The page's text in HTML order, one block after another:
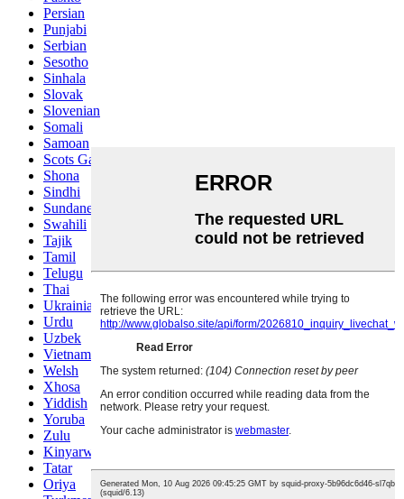
Persian
Punjabi
Serbian
Sesotho
Sinhala
Slovak
Slovenian
Somali
Samoan
Scots Gaelic
Shona
Sindhi
Sundanese
Swahili
Tajik
Tamil
Telugu
Thai
Ukrainian
Urdu
Uzbek
Vietnamese
Welsh
Xhosa
Yiddish
Yoruba
Zulu
Kinyarwanda
Tatar
Oriya